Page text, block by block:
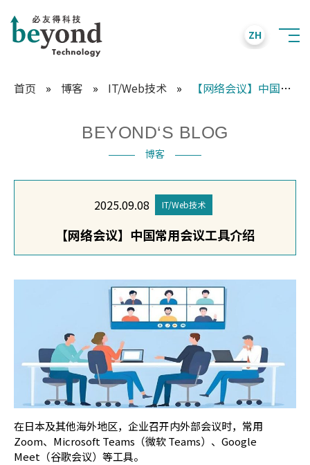
ZH
首页 » 博客 » IT/Web技术 » 【网络会议】中国常用会议工具介绍
BEYOND‘S BLOG
博客
2025.09.08 IT/Web技术
【网络会议】中国常用会议工具介绍
在日本及其他海外地区，企业召开内外部会议时，常用
Zoom、Microsoft Teams（微软 Teams）、Google
Meet（谷歌会议）等工具。